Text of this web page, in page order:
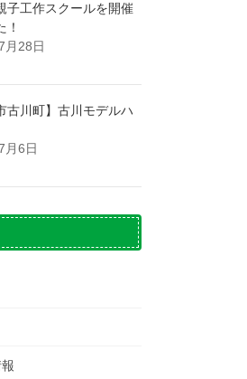
子工作スクールを開催
！
月28日
古川町】古川モデルハ
月6日